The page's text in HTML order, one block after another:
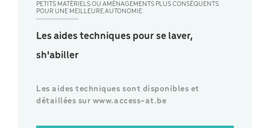
PETITS MATÉRIELS OU AMÉNAGEMENTS PLUS CONSÉQUENTS
POUR UNE MEILLEURE AUTONOMIE
Les aides techniques pour se laver,
sh'abiller
Les aides techniques sont disponibles et
détaillées sur www.access-at.be